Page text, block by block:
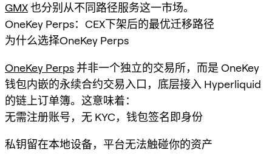
GMX也分别从不同路径服务这一市场。
OneKey Perps：CEX下架后的最优迁移路径
为什么选择OneKey Perps
OneKey Perps 并非一个独立的交易所，而是 OneKey
钱包内嵌的永续合约交易入口，底层接入 Hyperliquid
的链上订单簿。这意味着：
无需注册账号，无 KYC，钱包签名即身份
私钥留在本地设备，平台无法触碰你的资产